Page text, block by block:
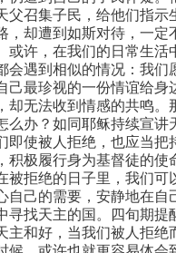
父召集子民，给他们指示
，却遭到如斯对待，一定
或许，在我们的日常生活
会遇到相似的情况：我们
己最珍视的一份情谊给身
却无法收到情感的共鸣。
么办？如同耶稣持续宣讲
即使被人拒绝，也应当把
积极履行身为基督徒的使
被拒绝的日子里，我们可
自己的需要，安静地在自
寻找天主的国。四旬期提
主和好，当我们被人拒绝